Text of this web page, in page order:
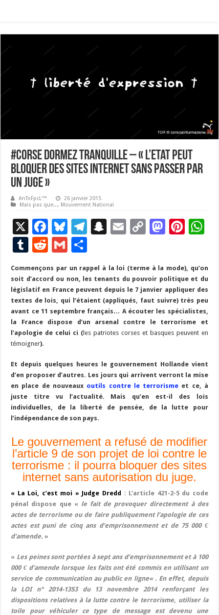
#corse Dormez tranquille – « L’Etat peut
bloquer des sites internet sans passer par
un juge »
AnToFpcL™
26 janvier 2015
Mais pas que..., Mouvement National
X
F
ac
e
b
o
o
k
Bl
u
es
ky
T
gr
a
m
S
p
c
h
at
E
l
C
y
Li
n
k
M
d
o
n
Pi
es
t
p
p
T
m
bl
r
R
d
di
t
G
ai
l
ar
ta
g
er
Commençons par un rappel à la loi (terme à la mode), qu’on
soit d’accord ou non, les tenants du pouvoir politique et du
législatif en France peuvent depuis le 7 janvier appliquer des
textes de lois, qui l’étaient (appliqués, faut suivre) très peu
avant ce 11 septembre français… A écouter les spécialistes,
la France dispose d’un arsenal contre le terrorisme et
l’apologie de celui ci ( les patriotes corses et basques peuvent en
témoigner).
Et depuis quelques heures le gouvernement Hollande vient
d’en proposer d’autres. Les jours qui arrivent verront la mise
en place de nouveaux outils contre le terrorisme et ce, à
juste titre vu l’actualité. Mais qu’en est-il des lois
individuelles, de la liberté de pensée, de la lutte pour
l’indépendance de son pays.
Le gouvernement a refusé de modifier
l’article 9 de son projet de loi contre le
terrorisme : il pourra bloquer des sites
internet sans autorisation du juge.
« La Loi, c’est moi » Judge Dredd : L’article 421-2-5 du code
pénal dispose que « le fait de provoquer directement à des
actes de terrorisme ou de faire publiquement l’apologie de ces
actes est puni de cinq ans d’emprisonnement et de 75 000 €
d’amende. »
« Les peines sont portées à sept ans d’emprisonnement et à 100
000 € d’amende lorsque les faits ont été commis en utilisant un
service de communication au public en ligne« . En effet, depuis
la LOI n° 2014-1353 du 13 novembre 2014 renforçant les
dispositions relatives à la lutte contre le terrorisme, utiliser la
toile pour véhiculer ce type de message est devenu une